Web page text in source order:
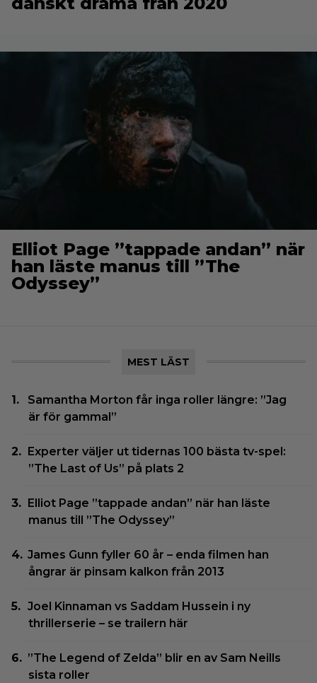
Elliot Page ”tappade andan” när
han läste manus till ”The
Odyssey”
MEST LÄST
Samantha Morton får inga roller längre: ”Jag
är för gammal”
Experter väljer ut tidernas 100 bästa tv-spel:
”The Last of Us” på plats 2
Elliot Page ”tappade andan” när han läste
manus till ”The Odyssey”
James Gunn fyller 60 år – enda filmen han
ångrar är pinsam kalkon från 2013
Joel Kinnaman vs Saddam Hussein i ny
thrillerserie – se trailern här
”The Legend of Zelda” blir en av Sam Neills
sista roller